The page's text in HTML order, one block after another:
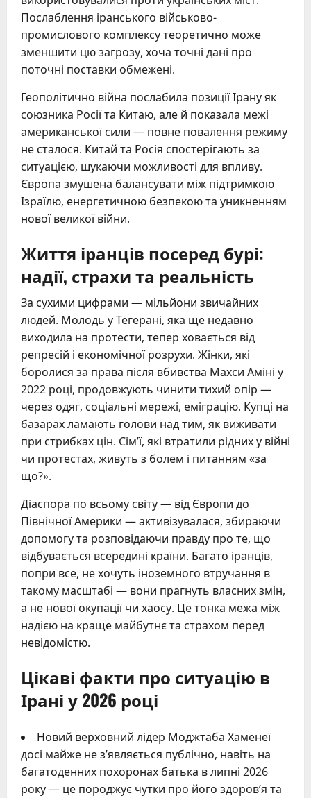
Послаблення іранського військово-
промислового комплексу теоретично може
зменшити цю загрозу, хоча точні дані про
поточні поставки обмежені.
Геополітично війна послабила позиції Ірану як
союзника Росії та Китаю, але й показала межі
американської сили — повне повалення режиму
не сталося. Китай та Росія спостерігають за
ситуацією, шукаючи можливості для впливу.
Європа змушена балансувати між підтримкою
Ізраїлю, енергетичною безпекою та уникненням
нової великої війни.
Життя іранців посеред бурі:
надії, страхи та реальність
За сухими цифрами — мільйони звичайних
людей. Молодь у Тегерані, яка ще недавно
виходила на протести, тепер ховається від
репресій і економічної розрухи. Жінки, які
боролися за права після вбивства Махси Аміні у
2022 році, продовжують чинити тихий опір —
через одяг, соціальні мережі, еміграцію. Купці на
базарах ламають голови над тим, як виживати
при стрибках цін. Сім’ї, які втратили рідних у війні
чи протестах, живуть з болем і питанням «за
що?».
Діаспора по всьому світу — від Європи до
Північної Америки — активізувалася, збираючи
допомогу та розповідаючи правду про те, що
відбувається всередині країни. Багато іранців,
попри все, не хочуть іноземного втручання в
такому масштабі — вони прагнуть власних змін,
а не нової окупації чи хаосу. Це тонка межа між
надією на краще майбутнє та страхом перед
невідомістю.
Цікаві факти про ситуацію в
Ірані у 2026 році
Новий верховний лідер Моджтаба Хаменеї
досі майже не з’являється публічно, навіть на
багатоденних похоронах батька в липні 2026
року — це породжує чутки про його здоров’я та